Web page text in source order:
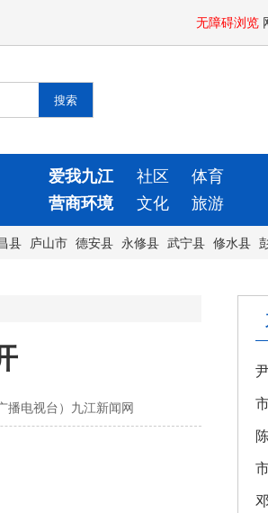
无障碍浏览
爱我九江 社区 体育
营商环境 文化 旅游
县 庐山市 德安县 永修县 武宁县 修水县
播电视台）九江新闻网